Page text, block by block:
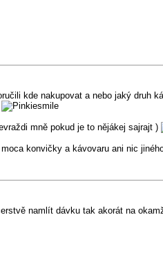
kde nakupovat a nebo jaký druh
mně pokud je to nějákej sajrajt )
konvičky a kávovaru ani nic
namlít dávku tak akorát na